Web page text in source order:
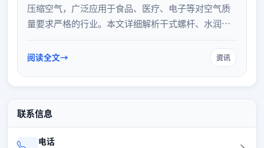
压缩空气，广泛应用于食品、医疗、电子等对空气质
量要求严格的行业。本文详细解析干式螺杆、水润
并探讨其在不同工业场景中的具体应用与选型考量，
阅读全文 资讯
联系信息
电话